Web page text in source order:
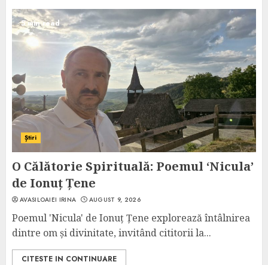
5 min read
Știri
O Călătorie Spirituală: Poemul ‘Nicula’
de Ionuț Țene
AVASILOAIEI IRINA AUGUST 9, 2026
Poemul 'Nicula' de Ionuț Țene explorează întâlnirea
dintre om și divinitate, invitând cititorii la...
CITESTE IN CONTINUARE